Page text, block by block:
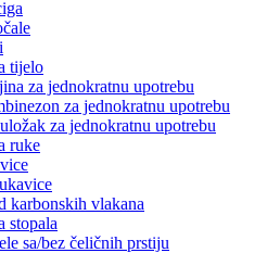
tijelo
za jednokratnu upotrebu
za jednokratnu upotrebu
za jednokratnu upotrebu
ruke
karbonskih vlakana
stopala
sa/bez čeličnih prstiju